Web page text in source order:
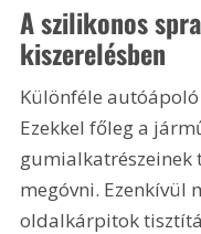
A szilikonos
kiszerelésben
Különféle autóápoló
Ezekkel főleg a
gumialkatrészeinek
megóvni. Ezenkívül
oldalkárpitok